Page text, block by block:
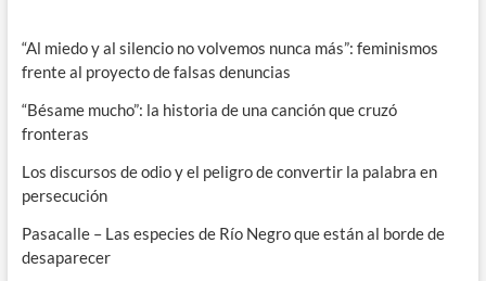
“Al miedo y al silencio no volvemos nunca más”: feminismos
frente al proyecto de falsas denuncias
“Bésame mucho”: la historia de una canción que cruzó
fronteras
Los discursos de odio y el peligro de convertir la palabra en
persecución
Pasacalle – Las especies de Río Negro que están al borde de
desaparecer